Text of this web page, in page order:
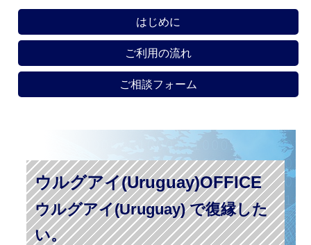
はじめに
ご利用の流れ
ご相談フォーム
ウルグアイ(Uruguay)OFFICE
ウルグアイ(Uruguay) で復縁した
い。